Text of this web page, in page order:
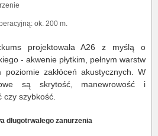
ok. 200 m.
projektowała A26 z myślą o
- akwenie płytkim, pełnym warstw
zakłóceń akustycznych. W
są skrytość, manewrowość i
szybkość.
długotrwałego zanurzenia